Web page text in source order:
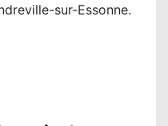
sur-Essonne.